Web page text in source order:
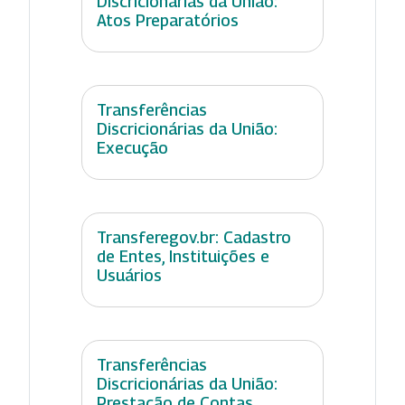
Atos Preparatórios
Transferências
Discricionárias da União:
Execução
Transferegov.br: Cadastro
de Entes, Instituições e
Usuários
Transferências
Discricionárias da União: